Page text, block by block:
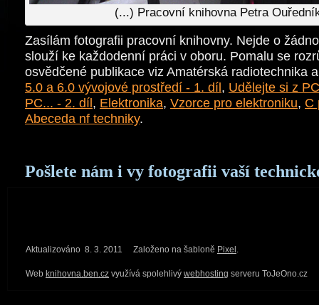
(...) Pracovní knihovna Petra
Zasílám fotografii pracovní knihovny. Nejde o
slouží ke každodenní práci v oboru. Pomalu se
osvědčené publikace viz Amatérská radiotechnika
5.0 a 6.0 vývojové prostředí - 1. díl, Udělejte si z
PC... - 2. díl, Elektronika, Vzorce pro elektroniku, C
Abeceda nf techniky.
Pošlete nám i vy fotografii vaší
Aktualizováno 8. 3. 2011 Založeno na šabloně Pixel .
Web knihovna.ben.cz využívá spolehlivý webhosting serveru ToJeOno.cz